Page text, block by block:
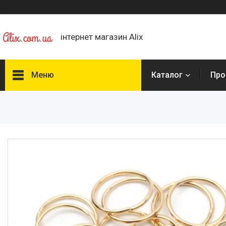
інтернет магазин Alix
Меню Каталог